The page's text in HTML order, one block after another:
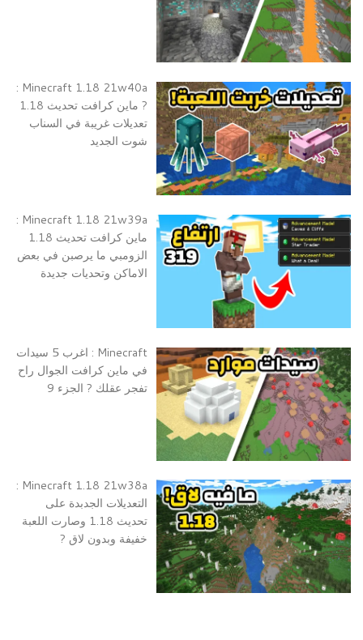
Minecraft 1.18 21w40a :
? ماين كرافت تحديث 1.18
تعديلات غريبة في السناب
شوت الجديد
Minecraft 1.18 21w39a :
ماين كرافت تحديث 1.18
الزومبي ما يرصبن في بعض
الاماكن وتحديات جديدة
Minecraft : اغرب 5 سيدات
في ماين كرافت الجوال راح
تفجر عقلك ? الجزء 9
Minecraft 1.18 21w38a :
التعديلات الجدبدة على
تحديث 1.18 وصارت اللعبة
خفيفة وبدون لاق ?